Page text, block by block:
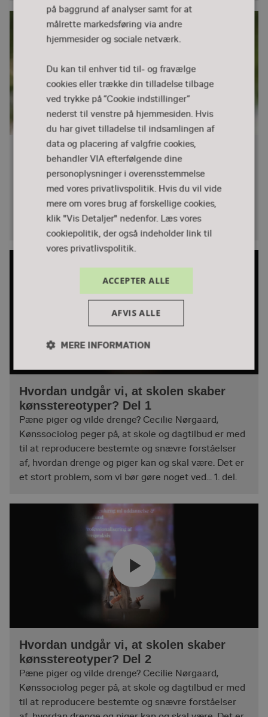
Drengene efter pigerne? Et
historisk perspektiv på køn og
uddannelse
Ning de Coninck-Schmidt, professor og skoleforsker,
AU folder kønsperspektivet i skolen ud i et historisk
perspektiv. 2. del.
Hvordan undgår vi, at skolen skaber
kønsstereotyper? Del 1
Pæne piger og vilde drenge? Cecilie Nørgaard,
Kønssociolog peger på, at skole og dagtilbud er med
til at reproducere bestemte og snævre forståelser
af, hvordan drenge og piger kan og skal være. Det er
et stort problem, som vi bør gøre noget ved... 1. del.
Hvordan undgår vi, at skolen skaber
kønsstereotyper? Del 2
Pæne piger og vilde drenge? Cecilie Nørgaard,
Kønssociolog peger på, at skole og dagtilbud er med
til at reproducere bestemte og snævre forståelser
på baggrund af analyser samt for at
målrette markedsføring via andre
hjemmesider og sociale netværk.
Du kan til enhver tid til- og fravælge
cookies eller trække din tilladelse tilbage
ved trykke på ”Cookie indstillinger”
nederst til venstre på hjemmesiden. Hvis
du har givet tilladelse til indsamlingen af
data og placering af valgfrie cookies,
behandler VIA efterfølgende dine
personoplysninger i overensstemmelse
med vores privatlivspolitik. Hvis du vil vide
mere om vores brug af forskellige cookies,
klik "Vis Detaljer" nedenfor. Læs vores
cookiepolitik, der også indeholder link til
vores privatlivspolitik.
ACCEPTER ALLE
AFVIS ALLE
MERE INFORMATION
Nødvendige Performance
Marketing Funktionelle
Uklassificerede
Nødvendige Performance
Funktionelle
Uklassificerede
Absolut nødvendige cookies muliggør
hjemmesidens grundlæggende funktionalitet såsom
brugerlogin og kontoadministration. Hjemmesiden
Navn
Provider / Domæne
_pk_ses.undefined.566d
uddannelsesdebatten.dk
mcforms-72460522-
sessionId
uddannelsesdebatten.dk